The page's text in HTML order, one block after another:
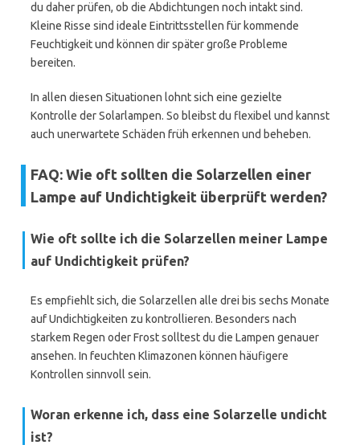
du daher prüfen, ob die Abdichtungen noch intakt sind.
Kleine Risse sind ideale Eintrittsstellen für kommende
Feuchtigkeit und können dir später große Probleme
bereiten.
In allen diesen Situationen lohnt sich eine gezielte
Kontrolle der Solarlampen. So bleibst du flexibel und kannst
auch unerwartete Schäden früh erkennen und beheben.
FAQ: Wie oft sollten die Solarzellen einer
Lampe auf Undichtigkeit überprüft werden?
Wie oft sollte ich die Solarzellen meiner Lampe
auf Undichtigkeit prüfen?
Es empfiehlt sich, die Solarzellen alle drei bis sechs Monate
auf Undichtigkeiten zu kontrollieren. Besonders nach
starkem Regen oder Frost solltest du die Lampen genauer
ansehen. In feuchten Klimazonen können häufigere
Kontrollen sinnvoll sein.
Woran erkenne ich, dass eine Solarzelle undicht
ist?